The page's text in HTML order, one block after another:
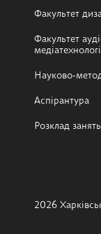
Факультет
Факультет
Науково-
Аспірантура
Розклад занять
2026